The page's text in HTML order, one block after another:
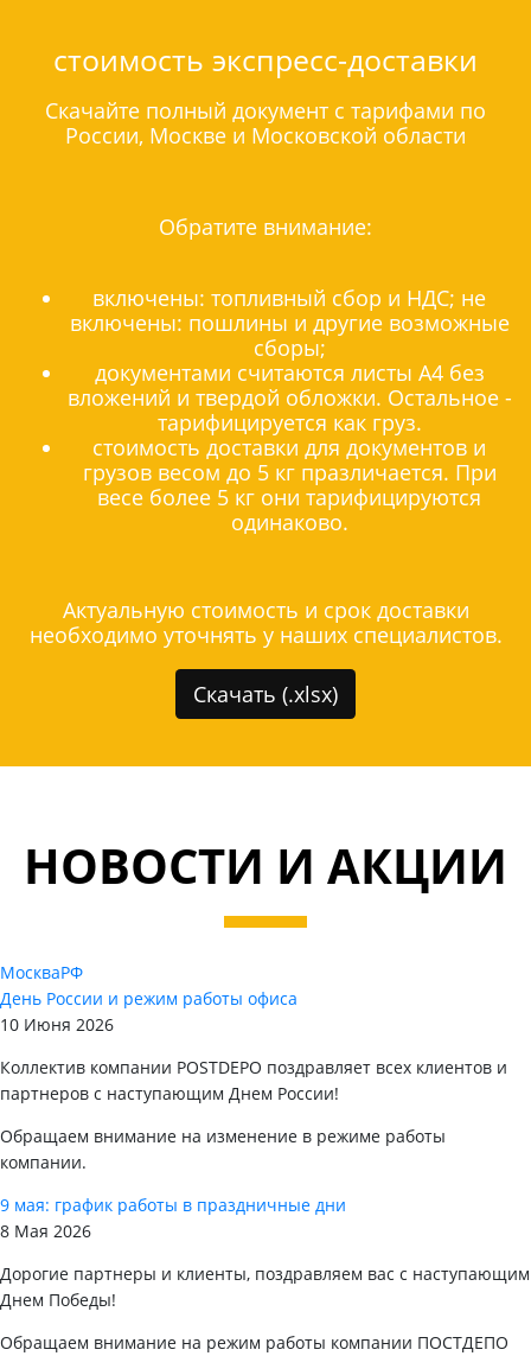
стоимость экспресс-доставки
Скачайте полный документ с тарифами по
России, Москве и Московской области
Обратите внимание:
включены: топливный сбор и НДС; не
включены: пошлины и другие возможные
сборы;
документами считаются листы А4 без
вложений и твердой обложки. Остальное -
тарифицируется как груз.
стоимость доставки для документов и
грузов весом до 5 кг празличается. При
весе более 5 кг они тарифицируются
одинаково.
Актуальную стоимость и срок доставки
необходимо уточнять у наших специалистов.
Скачать (.xlsx)
НОВОСТИ И АКЦИИ
МоскваРФ
День России и режим работы офиса
10 Июня 2026
Коллектив компании POSTDEPO поздравляет всех клиентов и
партнеров с наступающим Днем России!
Обращаем внимание на изменение в режиме работы
компании.
9 мая: график работы в праздничные дни
8 Мая 2026
Дорогие партнеры и клиенты, поздравляем вас с наступающим
Днем Победы!
Обращаем внимание на режим работы компании ПОСТДЕПО